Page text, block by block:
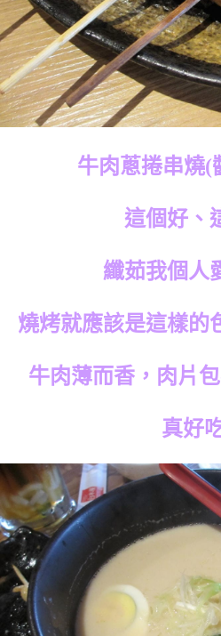
牛肉蔥捲串燒(
這個好、
纖茹我個人
燒烤就應該是這樣的
牛肉薄而香，肉片
真好